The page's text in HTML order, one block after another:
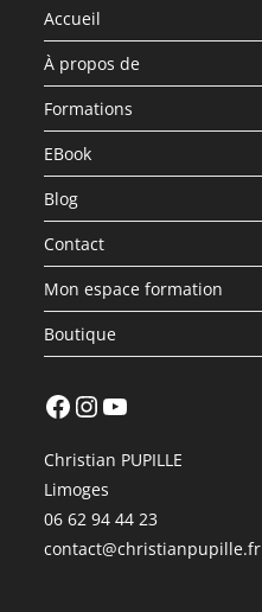
Accueil
À propos de
Formations
EBook
Blog
Contact
Mon espace formation
Boutique
Facebook
Instagram
YouTube
Christian PUPILLE
Limoges
06 62 94 44 23
contact@christianpupille.fr